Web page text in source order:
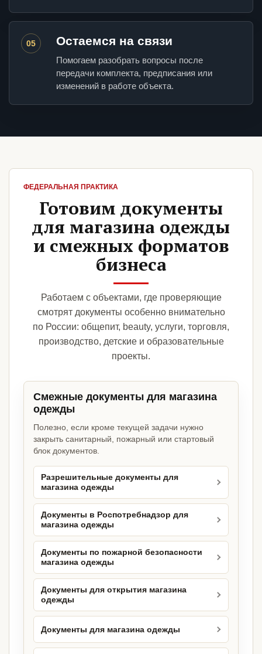
05 Остаемся на связи
Помогаем разобрать вопросы после
передачи комплекта, предписания или
изменений в работе объекта.
ФЕДЕРАЛЬНАЯ ПРАКТИКА
Готовим документы
для магазина одежды
и смежных форматов
бизнеса
Работаем с объектами, где проверяющие
смотрят документы особенно внимательно
по России: общепит, beauty, услуги, торговля,
производство, детские и образовательные
проекты.
Смежные документы для магазина
одежды
Полезно, если кроме текущей задачи нужно
закрыть санитарный, пожарный или стартовый
блок документов.
Разрешительные документы для
магазина одежды
Документы в Роспотребнадзор для
магазина одежды
Документы по пожарной безопасности
магазина одежды
Документы для открытия магазина
одежды
Документы для магазина одежды